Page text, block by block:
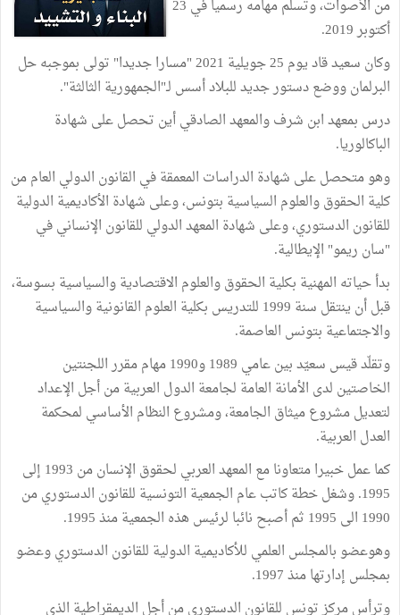
من الأصوات، وتسلّم مهامه رسميا في 23
أكتوبر 2019.
وكان سعيد قاد يوم 25 جويلية 2021 "مسارا جديدا" تولى بموجبه حل
البرلمان ووضع دستور جديد للبلاد أسس لـ"الجمهورية الثالثة".
درس بمعهد ابن شرف والمعهد الصادقي أين تحصل على شهادة
الباكالوريا.
وهو متحصل على شهادة الدراسات المعمقة في القانون الدولي العام من
كلية الحقوق والعلوم السياسية بتونس، وعلى شهادة الأكاديمية الدولية
للقانون الدستوري، وعلى شهادة المعهد الدولي للقانون الإنساني في
"سان ريمو" الإيطالية.
بدأ حياته المهنية بكلية الحقوق والعلوم الاقتصادية والسياسية بسوسة،
قبل أن ينتقل سنة 1999 للتدريس بكلية العلوم القانونية والسياسية
والاجتماعية بتونس العاصمة.
وتقلّد قيس سعيّد بين عامي 1989 و1990 مهام مقرر اللجنتين
الخاصتين لدى الأمانة العامة لجامعة الدول العربية من أجل الإعداد
لتعديل مشروع ميثاق الجامعة، ومشروع النظام الأساسي لمحكمة
العدل العربية.
كما عمل خبيرا متعاونا مع المعهد العربي لحقوق الإنسان من 1993 إلى
1995. وشغل خطة كاتب عام الجمعية التونسية للقانون الدستوري من
1990 الى 1995 ثم أصبح نائبا لرئيس هذه الجمعية منذ 1995.
وهوعضو بالمجلس العلمي للأكاديمية الدولية للقانون الدستوري وعضو
بمجلس إدارتها منذ 1997.
وترأس مركز تونس للقانون الدستوري من أجل الديمقراطية الذي